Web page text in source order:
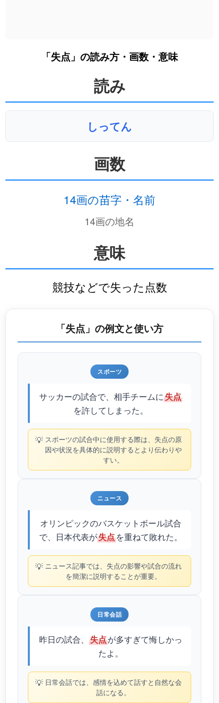
「失点」の読み方・画数・意味
読み
しってん
画数
14画の苗字・名前
14画の地名
意味
競技などで失った点数
「失点」の例文と使い方
スポーツ
サッカーの試合で、相手チームに失点
を許してしまった。
💡 スポーツの試合中に使用する際は、失点の原
因や状況を具体的に説明するとより伝わりや
すい。
ニュース
オリンピックのバスケットボール試合
で、日本代表が失点を重ねて敗れた。
💡 ニュース記事では、失点の影響や試合の流れ
を簡潔に説明することが重要。
日常会話
昨日の試合、 失点が多すぎて悔しかっ
たよ。
💡 日常会話では、感情を込めて話すと自然な会
話になる。